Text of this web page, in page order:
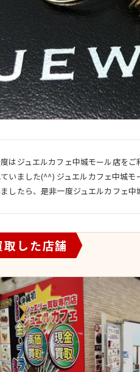
はジュエルカフェ中城モール店を
いました(^^) ジュエルカフェ中城
したら、是非一度ジュエルカフェ
取した店舗